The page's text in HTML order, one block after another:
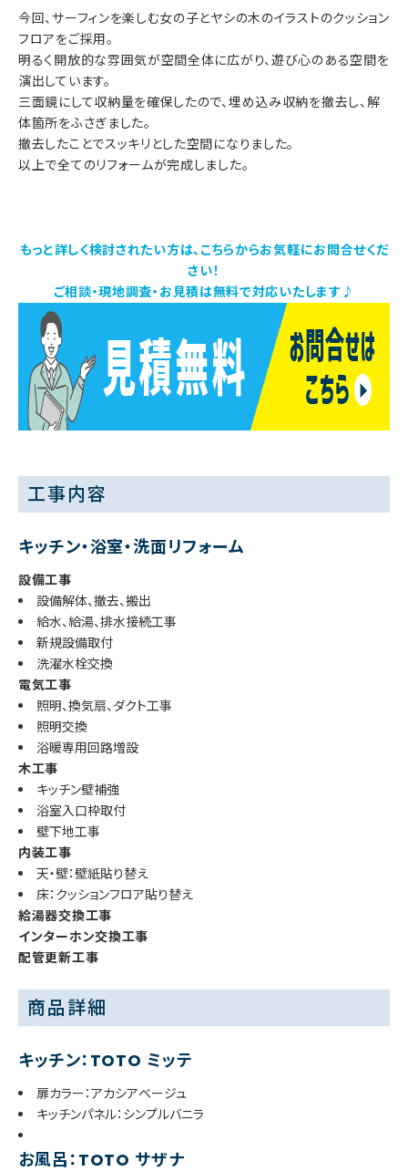
今回、サーフィンを楽しむ女の子とヤシの木のイラストのクッション
フロアをご採用。
明るく開放的な雰囲気が空間全体に広がり、遊び心のある空間を
演出しています。
三面鏡にして収納量を確保したので、埋め込み収納を撤去し、解
体箇所をふさぎました。
撤去したことでスッキリとした空間になりました。
以上で全てのリフォームが完成しました。
もっと詳しく検討されたい方は、こちらからお気軽にお問合せくだ
さい！
ご相談・現地調査・お見積は無料で対応いたします♪
工事内容
キッチン・浴室・洗面リフォーム
設備工事
設備解体、撤去、搬出
給水、給湯、排水接続工事
新規設備取付
洗濯水栓交換
電気工事
照明、換気扇、ダクト工事
照明交換
浴暖専用回路増設
木工事
キッチン壁補強
浴室入口枠取付
壁下地工事
内装工事
天・壁：壁紙貼り替え
床：クッションフロア貼り替え
給湯器交換工事
インターホン交換工事
配管更新工事
商品詳細
キッチン：TOTO ミッテ
扉カラー：アカシアベージュ
キッチンパネル：シンプルバニラ
お風呂：TOTO サザナ